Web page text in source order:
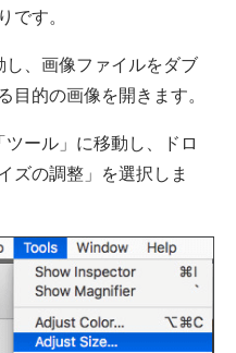
す。
、画像ファイルをダブ
的の画像を開きます。
ール」に移動し、ドロ
ズの調整」を選択しま